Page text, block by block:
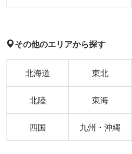
その他のエリアから探す
北海道 東北
北陸 東海
四国 九州・沖縄